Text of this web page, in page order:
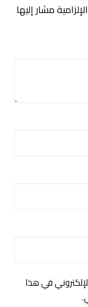
مشار إليها
في هذا